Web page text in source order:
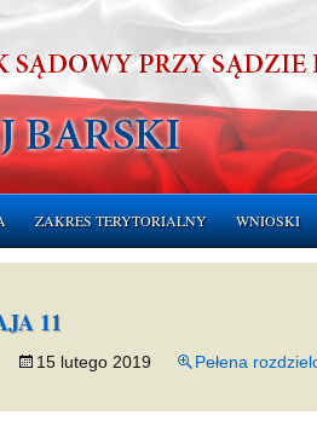
ZAKRES TERYTORIALNY WNIOSKI
11
15 lutego 2019 Pełena